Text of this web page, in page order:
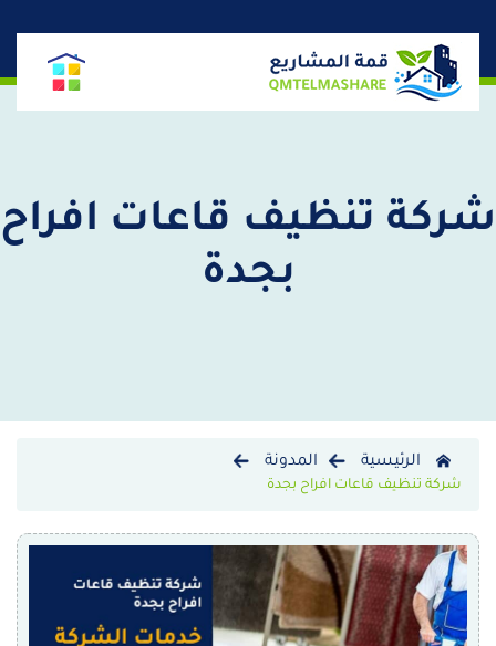
شركة تنظيف قاعات افراح
بجدة
الرئيسية المدونة
شركة تنظيف قاعات افراح بجدة